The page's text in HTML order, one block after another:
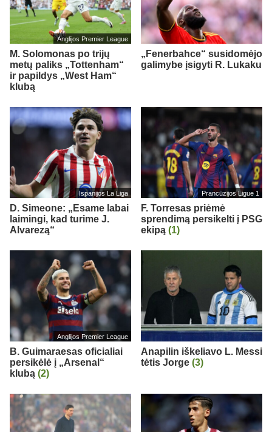
Anglijos Premier League
M. Solomonas po trijų
metų paliks „Tottenham“
ir papildys „West Ham“
klubą
„Fenerbahce“ susidomėjo
galimybe įsigyti R. Lukaku
Ispanijos La Liga
D. Simeone: „Esame labai
laimingi, kad turime J.
Alvarezą“
Prancūzijos Ligue 1
F. Torresas priėmė
sprendimą persikelti į PSG
ekipą (1)
Anglijos Premier League
B. Guimaraesas oficialiai
persikėlė į „Arsenal“
klubą (2)
Anapilin iškeliavo L. Messi
tėtis Jorge (3)